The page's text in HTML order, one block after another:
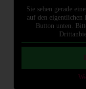
Sie sehen gerade
auf den
Button unten.